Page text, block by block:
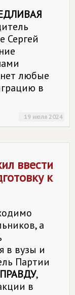
Сергей
любые
в
19 июля 2024
ввести
к
а
в вузы и
Партии
,
в